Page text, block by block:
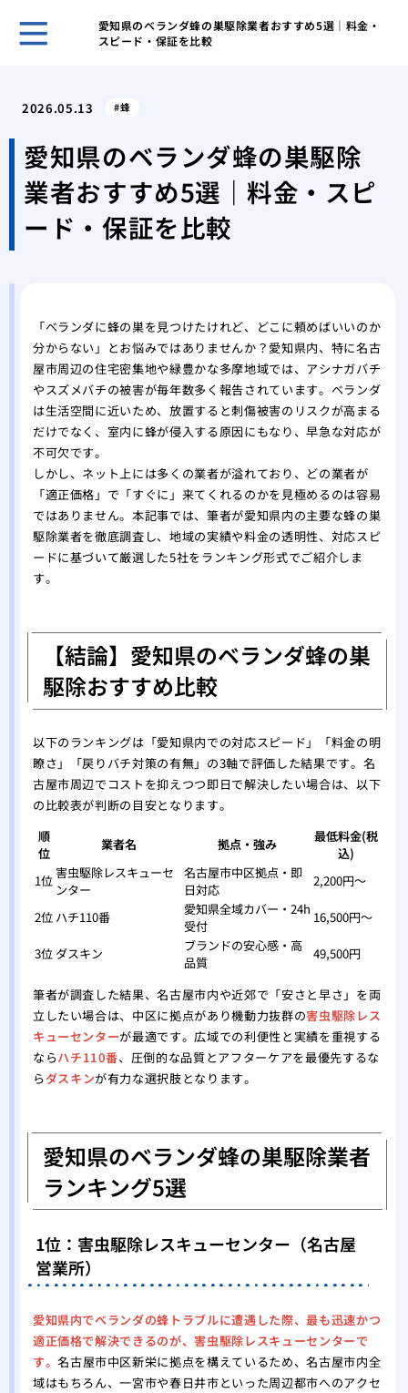
愛知県のベランダ蜂の巣駆除業者おすすめ5選｜料金・
スピード・保証を比較
生
の
エ
ギ
2026.05.13 蜂
愛知県のベランダ蜂の巣駆除
業者おすすめ5選｜料金・スピ
ード・保証を比較
「ベランダに蜂の巣を見つけたけれど、どこに頼めばいいのか
分からない」とお悩みではありませんか？愛知県内、特に名古
屋市周辺の住宅密集地や緑豊かな多摩地域では、アシナガバチ
やスズメバチの被害が毎年数多く報告されています。ベランダ
は生活空間に近いため、放置すると刺傷被害のリスクが高まる
だけでなく、室内に蜂が侵入する原因にもなり、早急な対応が
不可欠です。
しかし、ネット上には多くの業者が溢れており、どの業者が
「適正価格」で「すぐに」来てくれるのかを見極めるのは容易
ではありません。本記事では、筆者が愛知県内の主要な蜂の巣
駆除業者を徹底調査し、地域の実績や料金の透明性、対応スピ
ードに基づいて厳選した5社をランキング形式でご紹介しま
す。
【結論】愛知県のベランダ蜂の巣
駆除おすすめ比較
以下のランキングは「愛知県内での対応スピード」「料金の明
瞭さ」「戻りバチ対策の有無」の3軸で評価した結果です。名
古屋市周辺でコストを抑えつつ即日で解決したい場合は、以下
の比較表が判断の目安となります。
順
位
業者名 拠点・強み
最低料金(税
込)
1位害虫駆除レスキューセ
ンター
名古屋市中区拠点・即
日対応
2,200円〜
2位 ハチ110番
愛知県全域カバー・24h
受付
16,500円〜
3位 ダスキン
ブランドの安心感・高
品質
49,500円
筆者が調査した結果、名古屋市内や近郊で「安さと早さ」を両
立したい場合は、中区に拠点があり機動力抜群の害虫駆除レス
キューセンターが最適です。広域での利便性と実績を重視する
ならハチ110番、圧倒的な品質とアフターケアを最優先するな
らダスキンが有力な選択肢となります。
愛知県のベランダ蜂の巣駆除業者
ランキング5選
1位：害虫駆除レスキューセンター（名古屋
営業所）
愛知県内でベランダの蜂トラブルに遭遇した際、最も迅速かつ
適正価格で解決できるのが、害虫駆除レスキューセンターで
す。名古屋市中区新栄に拠点を構えているため、名古屋市内全
域はもちろん、一宮市や春日井市といった周辺都市へのアクセ